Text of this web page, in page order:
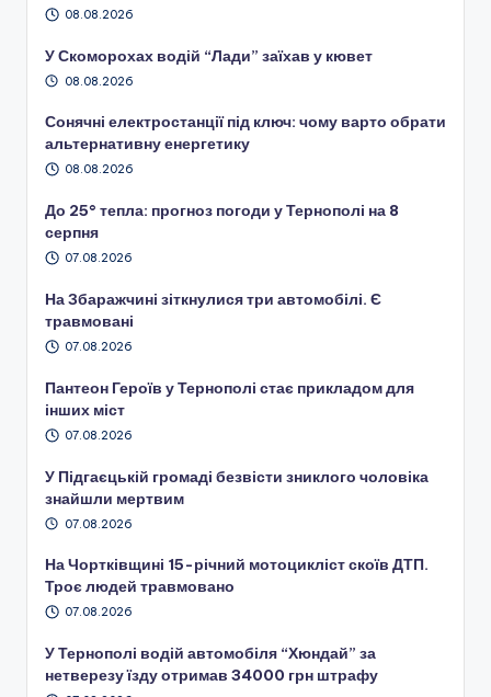
08.08.2026
У Скоморохах водій “Лади” заїхав у кювет
08.08.2026
Сонячні електростанції під ключ: чому варто обрати
альтернативну енергетику
08.08.2026
До 25° тепла: прогноз погоди у Тернополі на 8
серпня
07.08.2026
На Збаражчині зіткнулися три автомобілі. Є
травмовані
07.08.2026
Пантеон Героїв у Тернополі стає прикладом для
інших міст
07.08.2026
У Підгаєцькій громаді безвісти зниклого чоловіка
знайшли мертвим
07.08.2026
На Чортківщині 15-річний мотоцикліст скоїв ДТП.
Троє людей травмовано
07.08.2026
У Тернополі водій автомобіля “Хюндай” за
нетверезу їзду отримав 34000 грн штрафу